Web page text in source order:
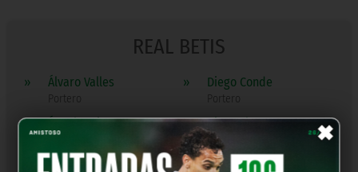
×
REAL BETIS
» Álvaro Valles
Portero
» Diego Conde
Portero
» Ángel Ortiz
Defensa
» Diego Llorente
Defensa
Fran García » Héctor Bellerín